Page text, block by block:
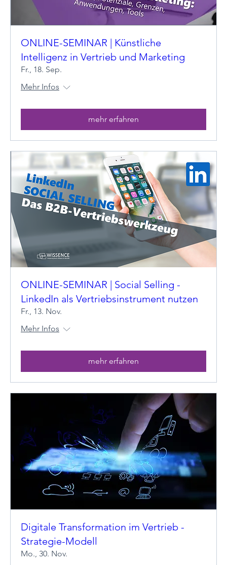
ONLINE-SEMINAR | Künstliche
Intelligenz in Vertrieb und Marketing
Fr., 18. Sep.
Mehr Infos
mehr erfahren
ONLINE-SEMINAR | Social Selling -
LinkedIn als Vertriebsinstrument nutzen
Fr., 13. Nov.
Mehr Infos
mehr erfahren
Digitale Transformation im Vertrieb -
Strategie-Modell
Mo., 30. Nov.